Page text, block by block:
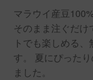
マラウイ産豆
そのまま注ぐだ
トでも楽しめる
す。 夏にぴった
ました。